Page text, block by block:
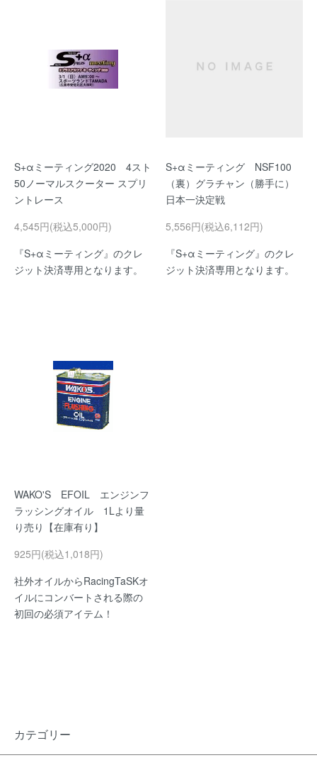
S+αミーティング2020 4スト
50ノーマルスクーター スプリ
ントレース
4,545円(税込5,000円)
『S+αミーティング』のクレ
ジット決済専用となります。
S+αミーティング NSF100
（裏）グラチャン（勝手に）
日本一決定戦
5,556円(税込6,112円)
『S+αミーティング』のクレ
ジット決済専用となります。
WAKO'S EFOIL エンジンフ
ラッシングオイル 1Lより量
り売り【在庫有り】
925円(税込1,018円)
社外オイルからRacingTaSKオ
イルにコンバートされる際の
初回の必須アイテム！
カテゴリー